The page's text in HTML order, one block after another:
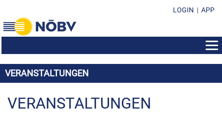
LOGIN | APP
SEMINAR-INFOS
BEWERBE
EHRENZEICHEN IM ÜBERBLICK
SUBVENTIONEN & FONDS
VERANSTALTUNGEN
VERANSTALTUNGEN